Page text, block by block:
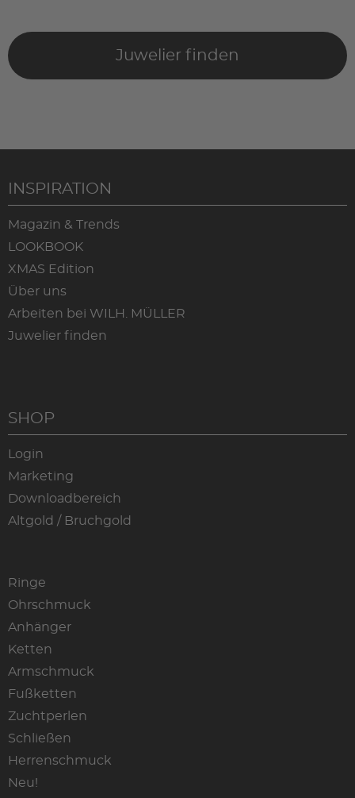
Juwelier finden
INSPIRATION
Magazin & Trends
LOOKBOOK
XMAS Edition
Über uns
Arbeiten bei WILH. MÜLLER
Juwelier finden
SHOP
Login
Marketing
Downloadbereich
Altgold / Bruchgold
Ringe
Ohrschmuck
Anhänger
Ketten
Armschmuck
Fußketten
Zuchtperlen
Schließen
Herrenschmuck
Neu!